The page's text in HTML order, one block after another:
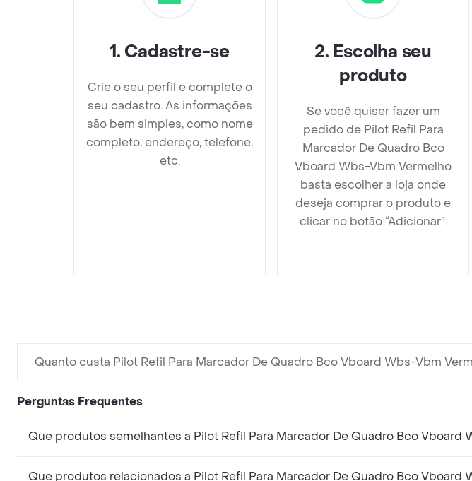
1. Cadastre-se
Crie o seu perfil e complete o
seu cadastro. As informações
são bem simples, como nome
completo, endereço, telefone,
etc.
2. Escolha seu
produto
Se você quiser fazer um
pedido de Pilot Refil Para
Marcador De Quadro Bco
Vboard Wbs-Vbm Vermelho
basta escolher a loja onde
deseja comprar o produto e
clicar no botão “Adicionar”.
Quanto custa Pilot Refil Para Marcador De Quadro Bco Vboard Wbs-Vbm
Perguntas Frequentes
Que produtos semelhantes a Pilot Refil Para Marcador De Quadro Bco Vboard
Que produtos relacionados a Pilot Refil Para Marcador De Quadro Bco Vboard